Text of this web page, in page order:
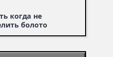
когда не
болото